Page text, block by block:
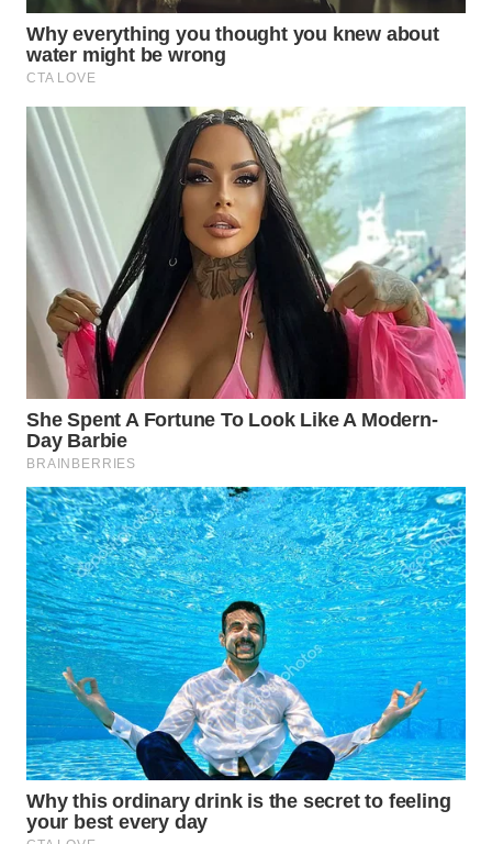
Wahana
Media
Group
WAHANA
NEWS
WAHANA
TANI
WAHANA
ADVOKAT
WAHANA
INFRASTRUKTUR
WAHANA
KONSUMEN
WAHANA
LISTRIK
WAHANA
TRAVEL
WAHANA
TV
WAHANANEWS
ID